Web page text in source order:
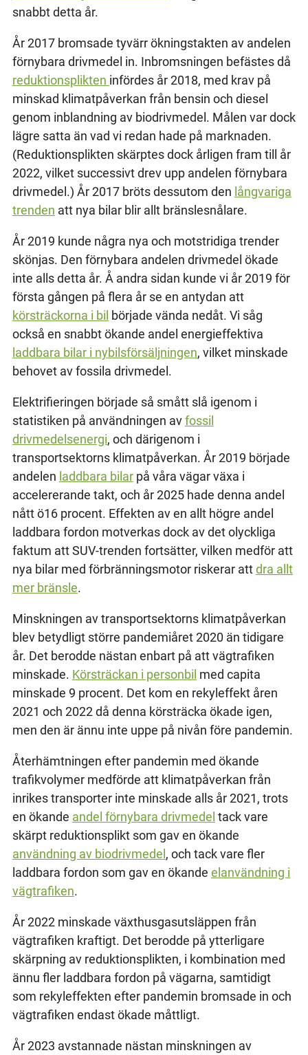
snabbt detta år.
År 2017 bromsade tyvärr ökningstakten av andelen
förnybara drivmedel in. Inbromsningen befästes då
reduktionsplikten infördes år 2018, med krav på
minskad klimatpåverkan från bensin och diesel
genom inblandning av biodrivmedel. Målen var dock
lägre satta än vad vi redan hade på marknaden.
(Reduktionsplikten skärptes dock årligen fram till år
2022, vilket successivt drev upp andelen förnybara
drivmedel.) År 2017 bröts dessutom den långvariga
trenden att nya bilar blir allt bränslesnålare.
År 2019 kunde några nya och motstridiga trender
skönjas. Den förnybara andelen drivmedel ökade
inte alls detta år. Å andra sidan kunde vi år 2019 för
första gången på flera år se en antydan att
körsträckorna i bil började vända nedåt. Vi såg
också en snabbt ökande andel energieffektiva
laddbara bilar i nybilsförsäljningen, vilket minskade
behovet av fossila drivmedel.
Elektrifieringen började så smått slå igenom i
statistiken på användningen avfossil
drivmedelsenergi, och därigenom i
transportsektorns klimatpåverkan. År 2019 började
andelen laddbara bilarpå våra vägar växa i
accelererande takt, och år 2025 hade denna andel
nått ö16 procent. Effekten av en allt högre andel
laddbara fordon motverkas dock av det olyckliga
faktum att SUV-trenden fortsätter, vilken medför att
nya bilar med förbränningsmotor riskerar attdra allt
mer bränsle.
Minskningen av transportsektorns klimatpåverkan
blev betydligt större pandemiåret 2020 än tidigare
år. Det berodde nästan enbart på att vägtrafiken
minskade. Körsträckan i personbil med capita
minskade 9 procent. Det kom en rekyleffekt åren
2021 och 2022 då denna körsträcka ökade igen,
men den är ännu inte uppe på nivån före pandemin.
Återhämtningen efter pandemin med ökande
trafikvolymer medförde att klimatpåverkan från
inrikes transporter inte minskade alls år 2021, trots
en ökande andel förnybara drivmedel tack vare
skärpt reduktionsplikt som gav en ökande
användning av biodrivmedel , och tack vare fler
laddbara fordon som gav en ökande elanvändning i
vägtrafiken.
År 2022 minskade växthusgasutsläppen från
vägtrafiken kraftigt. Det berodde på ytterligare
skärpning av reduktionsplikten, i kombination med
ännu fler laddbara fordon på vägarna, samtidigt
som rekyleffekten efter pandemin bromsade in och
vägtrafiken endast ökade måttligt.
År 2023 avstannade nästan minskningen av